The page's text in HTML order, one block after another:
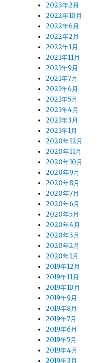
2023年2月
2022年10月
2022年6月
2022年2月
2022年1月
2021年11月
2021年9月
2021年7月
2021年6月
2021年5月
2021年4月
2021年3月
2021年1月
2020年12月
2020年11月
2020年10月
2020年9月
2020年8月
2020年7月
2020年6月
2020年5月
2020年4月
2020年3月
2020年2月
2020年1月
2019年12月
2019年11月
2019年10月
2019年9月
2019年8月
2019年7月
2019年6月
2019年5月
2019年4月
2019年3月